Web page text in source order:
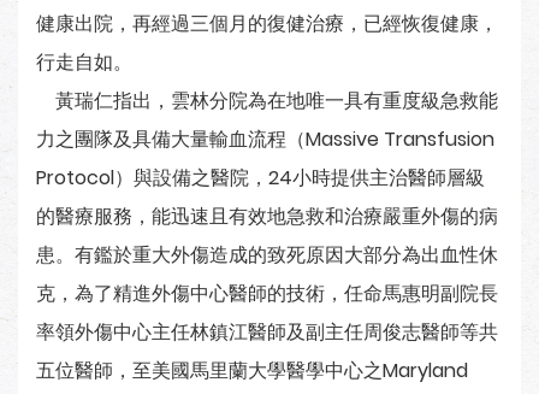
健康出院，再經過三個月的復健治療，已經恢復健康，
行走自如。
黃瑞仁指出，雲林分院為在地唯一具有重度級急救能
力之團隊及具備大量輸血流程（Massive Transfusion
Protocol）與設備之醫院，24小時提供主治醫師層級
的醫療服務，能迅速且有效地急救和治療嚴重外傷的病
患。有鑑於重大外傷造成的致死原因大部分為出血性休
克，為了精進外傷中心醫師的技術，任命馬惠明副院長
率領外傷中心主任林鎮江醫師及副主任周俊志醫師等共
五位醫師，至美國馬里蘭大學醫學中心之Maryland